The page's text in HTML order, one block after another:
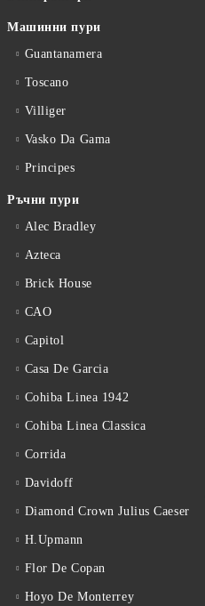
Машинни пури
Guantanamera
Toscano
Villiger
Vasko Da Gama
Principes
Ръчни пури
Alec Bradley
Azteca
Brick House
CAO
Capitol
Casa De Garcia
Cohiba Linea 1942
Cohiba Linea Classica
Corrida
Davidoff
Diamond Crown Julius Caeser
H.Upmann
Flor De Copan
Hoyo De Monterrey